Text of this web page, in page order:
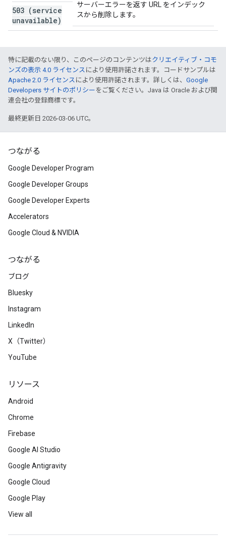
サーバーエラーを返す URL をインデック
スから削除します。
503 (service
unavailable)
特に記載のない限り、このページのコンテンツはクリエイティブ・コモ
ンズの表示 4.0 ライセンス により使用許諾されます。コードサンプルは
Apache 2.0 ライセンス により使用許諾されます。詳しくは、 Google
Developers サイトのポリシー をご覧ください。Java は Oracle および関
連会社の登録商標です。
最終更新日 2026-03-06 UTC。
つながる
Google Developer Program
Google Developer Groups
Google Developer Experts
Accelerators
Google Cloud & NVIDIA
つながる
ブログ
Bluesky
Instagram
LinkedIn
X（Twitter）
YouTube
リソース
Android
Chrome
Firebase
Google AI Studio
Google Antigravity
Google Cloud
Google Play
View all